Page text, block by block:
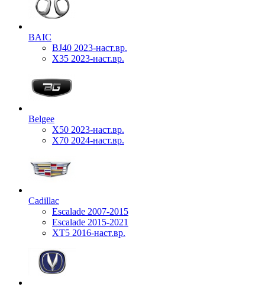
BAIC
BJ40 2023-наст.вр.
X35 2023-наст.вр.
Belgee
X50 2023-наст.вр.
X70 2024-наст.вр.
Cadillac
Escalade 2007-2015
Escalade 2015-2021
XT5 2016-наст.вр.